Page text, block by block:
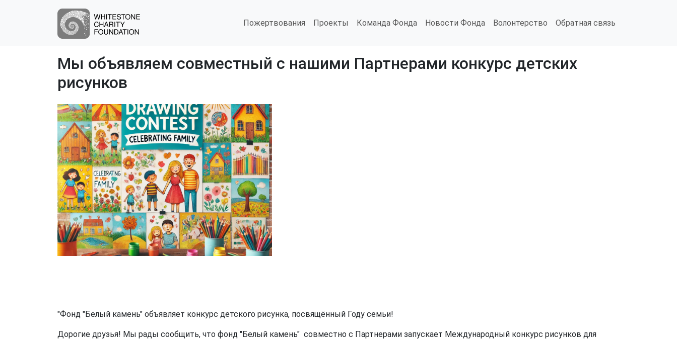
Пожертвования Проекты Команда Фонда Новости Фонда Волонтерство Обратная связь
Мы объявляем совместный с нашими Партнерами конкурс детских
рисунков
"Фонд "Белый камень" объявляет конкурс детского рисунка, посвящённый Году семьи!
Дорогие друзья! Мы рады сообщить, что фонд "Белый камень" совместно с Партнерами запускает Международный конкурс рисунков для